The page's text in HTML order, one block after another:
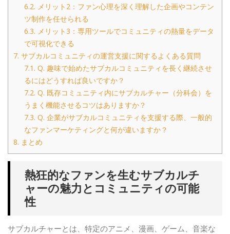
6.2. メリット2：ファン心理を深く理解した企画やコンテン
ツ制作を任せられる
6.3. メリット3：専用ツールでコミュニティの熱量をデータ
で可視化できる
7. サブカルコミュニティの運営支援に関するよくある質問
7.1. Q. 趣味で始めたサブカルコミュニティを長く継続させ
るにはどうすれば良いですか？
7.2. Q. 既存コミュニティ内にサブカルチャー（分科会）を
うまく機能させるコツはありますか？
7.3. Q. 企業がサブカルコミュニティを支援する際、一般的
なファンマーケティングと何が違いますか？
8. まとめ
熱狂的なファンを生むサブカルチ
ャーの魅力とコミュニティの可能
性
サブカルチャーとは、特定のアニメ、漫画、ゲーム、音楽な